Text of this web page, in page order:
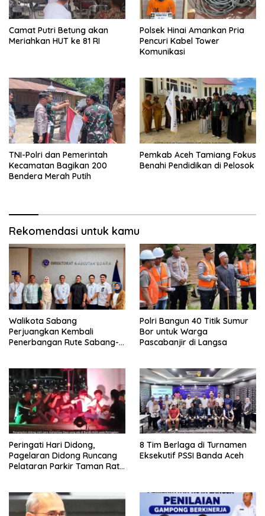
Camat Putri Betung akan
Meriahkan HUT ke 81 RI
Polsek Hinai Amankan Pria
Pencuri Kabel Tower
Komunikasi
TNI-Polri dan Pemerintah
Kecamatan Bagikan 200
Bendera Merah Putih
Pemkab Aceh Tamiang Fokus
Benahi Pendidikan di Pelosok
Rekomendasi untuk kamu
Walikota Sabang
Perjuangkan Kembali
Penerbangan Rute Sabang-
Polri Bangun 40 Titik Sumur
Bor untuk Warga
Pascabanjir di Langsa
Peringati Hari Didong,
Pagelaran Didong Runcang
Pelataran Parkir Taman Ratu
8 Tim Berlaga di Turnamen
Eksekutif PSSI Banda Aceh